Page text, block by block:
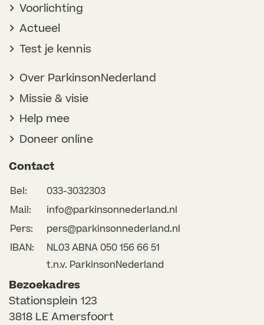
Voorlichting
Actueel
Test je kennis
Over ParkinsonNederland
Missie & visie
Help mee
Doneer online
Contact
Bel:
033-3032303
Mail:
info@parkinsonnederland.nl
Pers:
pers@parkinsonnederland.nl
IBAN:
NL03 ABNA 050 156 66 51
t.n.v. ParkinsonNederland
Bezoekadres
Stationsplein 123
3818 LE Amersfoort